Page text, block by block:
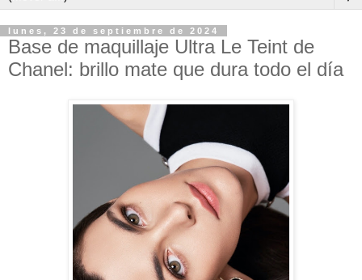
lunes, 23 de septiembre de 2024
Base de maquillaje Ultra Le Teint de
Chanel: brillo mate que dura todo el día